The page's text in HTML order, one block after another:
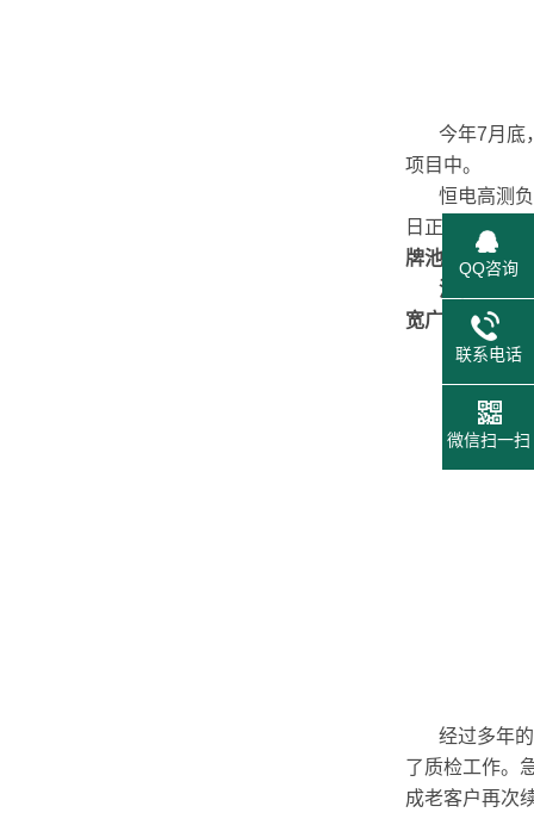
今年7月底，
项目中。
恒电高测负
日正式签下合
牌池行千里。
池行千里包
宽广、量测结
经过多年的
了质检工作。
成老客户再次
QQ咨询
联系电话
微信扫一扫